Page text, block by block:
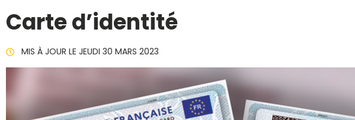
Carte d’identité
MIS À JOUR LE JEUDI 30 MARS 2023